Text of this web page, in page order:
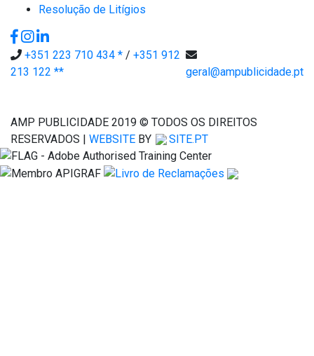
Resolução de Litígios
+351 223 710 434 / +351 912
213 122
geral@ampublicidade.pt
AMP PUBLICIDADE 2019 © TODOS OS DIREITOS
RESERVADOS | WEBSITE BY SITE.PT